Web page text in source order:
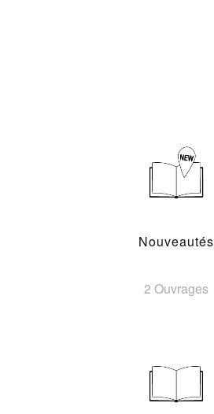
Nouveautés
2 Ouvrages